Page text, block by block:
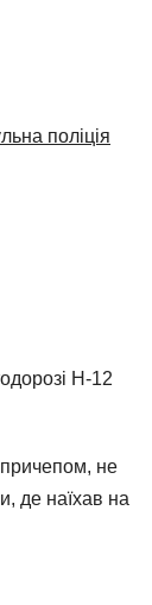
поліція
Н-12
не
де наїхав на